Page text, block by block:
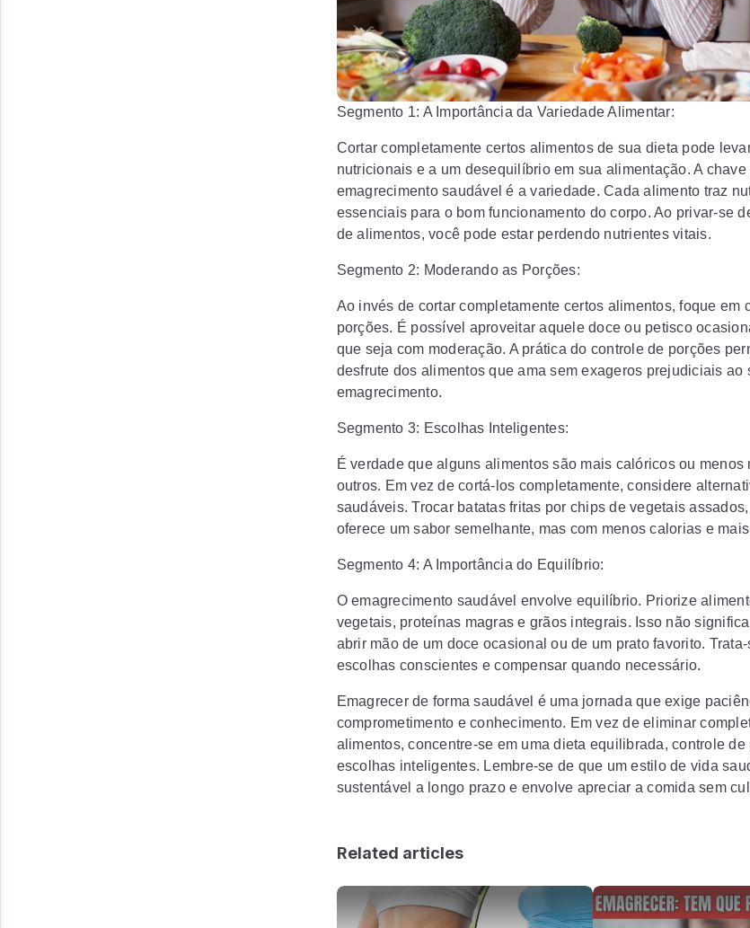
Segmento 1: A Importância da Variedade Alimentar:
Cortar completamente certos alimentos de sua dieta pode
nutricionais e a um desequilíbrio em sua alimentação. A chave
emagrecimento saudável é a variedade. Cada alimento traz
essenciais para o bom funcionamento do corpo. Ao privar-se
de alimentos, você pode estar perdendo nutrientes vitais.
Segmento 2: Moderando as Porções:
Ao invés de cortar completamente certos alimentos, foque em
porções. É possível aproveitar aquele doce ou petisco
que seja com moderação. A prática do controle de porções
desfrute dos alimentos que ama sem exageros prejudiciais ao
emagrecimento.
Segmento 3: Escolhas Inteligentes:
É verdade que alguns alimentos são mais calóricos ou menos
outros. Em vez de cortá-los completamente, considere
saudáveis. Trocar batatas fritas por chips de vegetais
oferece um sabor semelhante, mas com menos calorias e
Segmento 4: A Importância do Equilíbrio:
O emagrecimento saudável envolve equilíbrio. Priorize
vegetais, proteínas magras e grãos integrais. Isso não
abrir mão de um doce ocasional ou de um prato favorito.
escolhas conscientes e compensar quando necessário.
Emagrecer de forma saudável é uma jornada que exige
comprometimento e conhecimento. Em vez de eliminar
alimentos, concentre-se em uma dieta equilibrada, controle de
escolhas inteligentes. Lembre-se de que um estilo de vida
sustentável a longo prazo e envolve apreciar a comida sem
Related articles